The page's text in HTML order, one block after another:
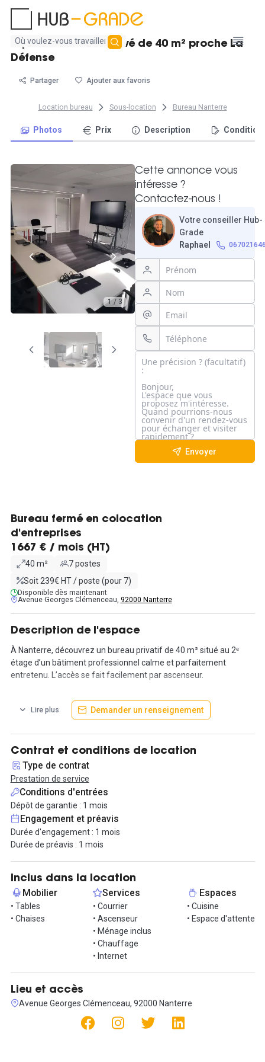
Aucun
résultat
Espace de travail privé de 40 m² proche La
Défense
Partager Ajouter aux favoris
Location bureau Sous-location Bureau Nanterre
Photos Prix Description
1 / 3
Cette annonce vous
intéresse ?
Contactez-nous !
Votre conseiller Hub-
Grade
Raphael
Envoyer
Bureau fermé en colocation
d'entreprises
1667 € / mois (HT)
40 m²
7 postes
Soit 239€ HT / poste (pour 7)
Disponible dès maintenant
Avenue Georges Clémenceau, 92000 Nanterre
Description de l'espace
À Nanterre, découvrez un bureau privatif de 40 m² situé au 2ᵉ
étage d’un bâtiment professionnel calme et parfaitement
entretenu. L’accès se fait facilement par ascenseur.
Le bureau peut accueillir jusqu’à 7 personnes et arrive déjà prêt à
l’emploi. Il peut se transformer en salle de formation : mobilier
chauffage, électricité et connexion internet. La pièce bénéficie
d’une belle luminosité et d’une surface simple à aménager pour
une équipe souhaitant s’installer immédiatement.
Des espaces partagés complètent l’offre :
- Cuisine commune pour les pauses
- Places de parking accessibles, un vrai avantage pour les
collaborateurs véhiculés
Le quartier, à quelques minutes de La Défense, reste pourtant
très paisible. On y trouve commerces de proximité, restaurants
rapides, services utiles, ce permet d'être un cadre pratique sans
l’agitation du centre d’affaires.
Un bureau fonctionnel, bien équipé, prêt à accueillir une équipe
qui cherche efficacité et tranquillité à deux pas du plus grand hub
Contactez-nous pour organiser une visite !
Lire plus Demander un renseignement
Contrat et conditions de location
Type de contrat
Prestation de service
Conditions d'entrées
Dépôt de garantie : 1 mois
Engagement et préavis
Durée d'engagement : 1 mois
Durée de préavis : 1 mois
Inclus dans la location
Mobilier
• Tables
• Chaises
Services
• Courrier
• Ascenseur
• Ménage inclus
• Chauffage
• Internet
Espaces
• Cuisine
• Espace d'attente
Lieu et accès
Avenue Georges Clémenceau, 92000 Nanterre